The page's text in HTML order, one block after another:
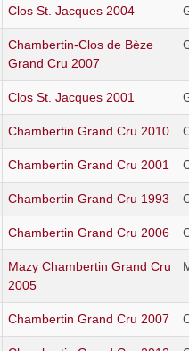
Clos St. Jacques 2004
Chambertin-Clos de Bèze
Grand Cru 2007
Clos St. Jacques 2001
Chambertin Grand Cru 2010
Chambertin Grand Cru 2001
Chambertin Grand Cru 1993
Chambertin Grand Cru 2006
Mazy Chambertin Grand Cru
2005
Chambertin Grand Cru 2007